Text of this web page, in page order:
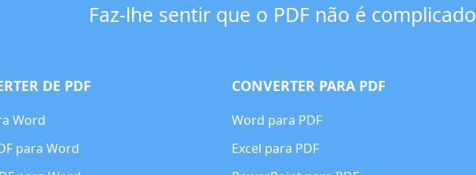
Faz-lhe sentir que o PDF não é complicado
DE PDF
Word
para Word
CONVERTER PARA PDF
Word para PDF
Excel para PDF